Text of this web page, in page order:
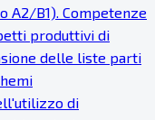
A2/B1). Competenze
produttivi di
delle liste parti
di